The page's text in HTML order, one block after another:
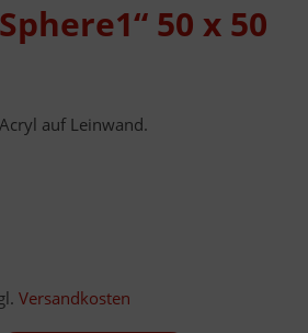
50 x 50
auf Leinwand.
Versandkosten